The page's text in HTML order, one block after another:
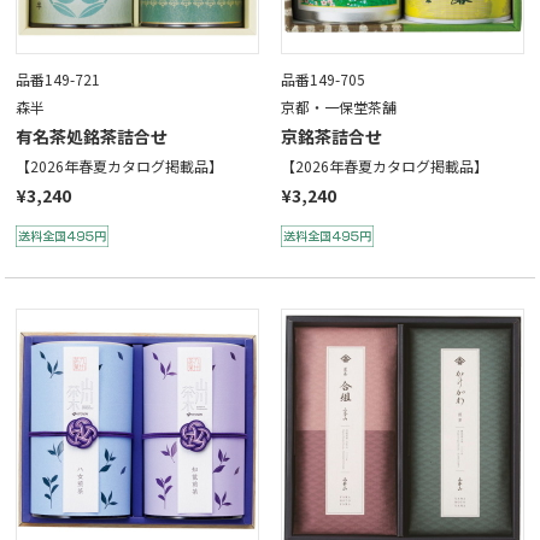
品番149-721
森半
有名茶処銘茶詰合せ
【2026年春夏カタログ掲載品】
¥3,240
品番149-705
京都・一保堂茶舗
京銘茶詰合せ
【2026年春夏カタログ掲載品】
¥3,240